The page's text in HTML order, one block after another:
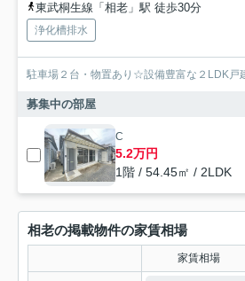
東武桐生線「相老」駅 徒歩30分
浄化槽排水
駐車場２台・物置あり☆設備豊富な２LDK戸
募集中の部屋
C
5.2万円
1階 / 54.45㎡ / 2LDK
相老の掲載物件の家賃相場
家賃相場